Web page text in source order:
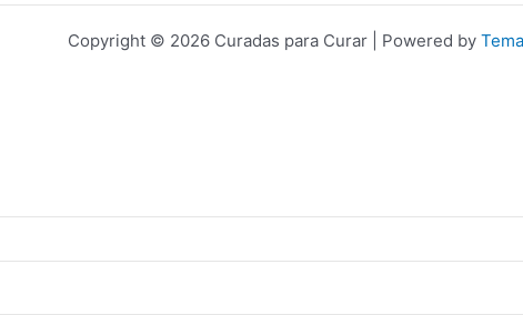
Copyright © 2026 Curadas para Curar | Powered by